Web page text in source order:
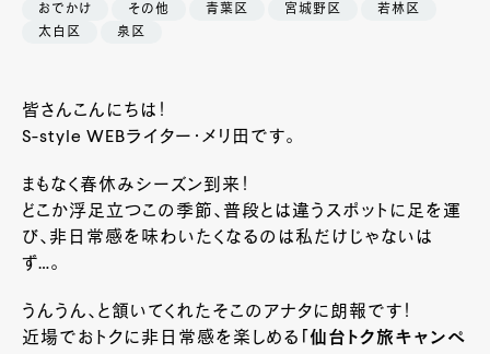
おでかけ その他 青葉区 宮城野区
若林区
太白区
泉区
皆さんこんにちは！
S-style WEBライター・メリ田です。
まもなく春休みシーズン到来！
どこか浮足立つこの季節、普段とは違うスポットに足を運
び、非日常感を味わいたくなるのは私だけじゃないは
ず…。
うんうん、と頷いてくれたそこのアナタに朗報です！
近場でおトクに非日常感を楽しめる 「仙台トク旅キャンペ